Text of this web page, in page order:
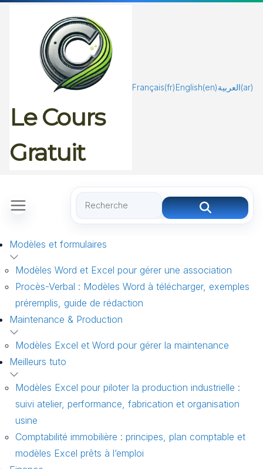
Le Cours
Gratuit
Français(fr) English(en)العربية(ar)
Modèles et formulaires
Modèles Word et Excel pour gérer une association
Procès-Verbal : Modèles Word à télécharger, exemples
préremplis, guide de rédaction
Maintenance & Production
Modèles Excel et Word pour gérer la maintenance
Meilleurs tuto
Modèles Excel pour piloter la production industrielle :
suivi atelier, performance, fabrication et organisation
usine
Comptabilité immobilière : principes, plan comptable et
modèles Excel prêts à l’emploi